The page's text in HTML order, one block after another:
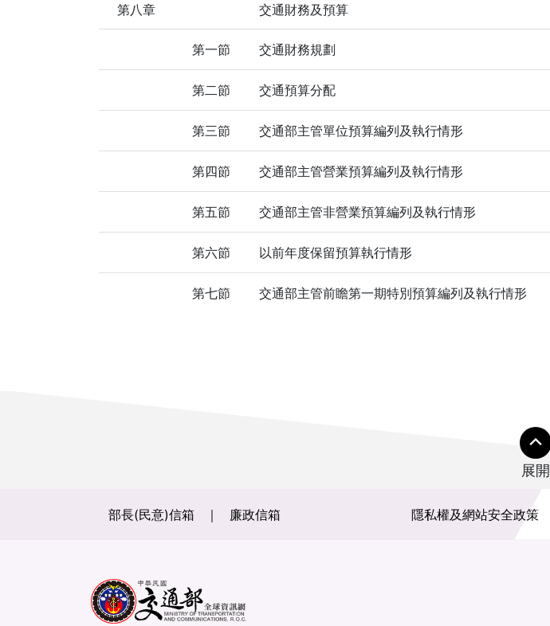
第八章 交通財務及預算
第一節 交通財務規劃
第二節 交通預算分配
第三節 交通部主管單位預算編列及執行情形
第四節 交通部主管營業預算編列及執行情形
第五節 交通部主管非營業預算編列及執行情形
第六節 以前年度保留預算執行情形
第七節 交通部主管前瞻第一期特別預算編列及執行情形
展開
部長(民意)信箱 廉政信箱 隱私權及網站安全政策